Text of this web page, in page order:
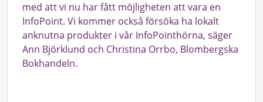
med att vi nu har fått möjligheten att vara en
InfoPoint. Vi kommer också försöka ha lokalt
anknutna produkter i vår InfoPointhörna, säger
Ann Björklund och Christina Orrbo, Blombergska
Bokhandeln.